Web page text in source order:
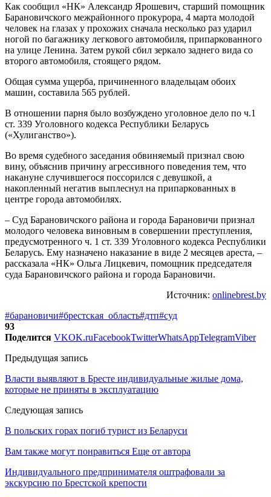
Как сообщил «НК» Александр Ярошевич, старший помощник
Барановичского межрайонного прокурора, 4 марта молодой
человек на глазах у прохожих сначала несколько раз ударил
ногой по багажнику легкового автомобиля, припаркованного
на улице Ленина. Затем рукой сбил зеркало заднего вида со
второго автомобиля, стоящего рядом.
Общая сумма ущерба, причиненного владельцам обоих
машин, составила 565 рублей.
В отношении парня было возбуждено уголовное дело по ч.1
ст. 339 Уголовного кодекса Республики Беларусь
(«Хулиганство»).
Во время судебного заседания обвиняемый признал свою
вину, объяснив причину агрессивного поведения тем, что
накануне случившегося поссорился с девушкой, а
накопленный негатив выплеснул на припаркованных в
центре города автомобилях.
– Суд Барановичского района и города Барановичи признал
молодого человека виновным в совершении преступления,
предусмотренного ч. 1 ст. 339 Уголовного кодекса Республики
Беларусь. Ему назначено наказание в виде 2 месяцев ареста, –
рассказала «НК» Ольга Лицкевич, помощник председателя
суда Барановичского района и города Барановичи.
Источник: onlinebrest.by
#барановичи#брестская_область#дтп#суд
93
Поделится VKOK.ruFacebookTwitterWhatsAppTelegramViber
Предыдущая запись
Власти выявляют в Бресте индивидуальные жилые дома,
которые не приняты в эксплуатацию
Следующая запись
В польских горах погиб турист из Беларуси
Вам также могут понравиться Еще от автора
Индивидуального предпринимателя оштрафовали за
экскурсию по Брестской крепости